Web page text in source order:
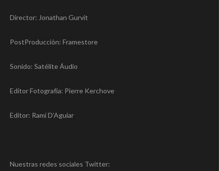
Director: Jonathan Gurvit
PostProducción: Framestore
Sonido: Satélite Áudio
Editor Fotografía: Pierre Kerchove
Editor: Rami D’Aguiar
Nuestras redes sociales Twitter: